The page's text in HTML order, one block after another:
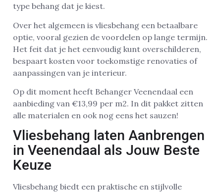
type behang dat je kiest.
Over het algemeen is vliesbehang een betaalbare
optie, vooral gezien de voordelen op lange termijn.
Het feit dat je het eenvoudig kunt overschilderen,
bespaart kosten voor toekomstige renovaties of
aanpassingen van je interieur.
Op dit moment heeft Behanger Veenendaal een
aanbieding van €13,99 per m2. In dit pakket zitten
alle materialen en ook nog eens het sauzen!
Vliesbehang laten Aanbrengen
in Veenendaal als Jouw Beste
Keuze
Vliesbehang biedt een praktische en stijlvolle